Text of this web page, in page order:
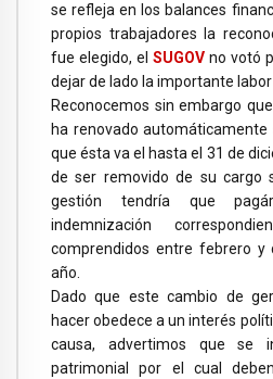
se refleja en los balances
propios trabajadores la
fue elegido, el SUGOV no votó
dejar de lado la importante
Reconocemos sin embargo
ha renovado
que ésta va el hasta el 31 de
de ser removido de su cargo
gestión tendría que
indemnización
comprendidos entre febrero y
año.
Dado que este cambio de
hacer obedece a un interés
causa, advertimos que se
patrimonial por el cual